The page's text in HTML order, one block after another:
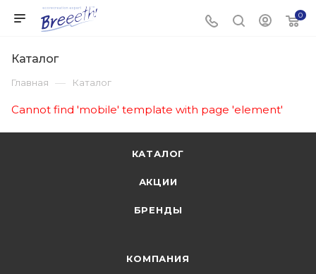
0
Каталог
Главная — Каталог
Cannot find 'mobile' template with page 'element'
КАТАЛОГ
АКЦИИ
БРЕНДЫ
КОМПАНИЯ